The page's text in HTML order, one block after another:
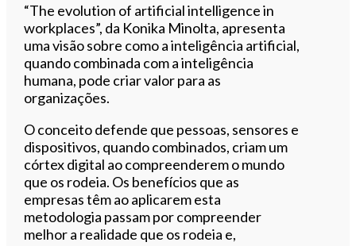
“The evolution of artificial intelligence in
workplaces”, da Konika Minolta, apresenta
uma visão sobre como a inteligência artificial,
quando combinada com a inteligência
humana, pode criar valor para as
organizações.
O conceito defende que pessoas, sensores e
dispositivos, quando combinados, criam um
córtex digital ao compreenderem o mundo
que os rodeia. Os benefícios que as
empresas têm ao aplicarem esta
metodologia passam por compreender
melhor a realidade que os rodeia e,